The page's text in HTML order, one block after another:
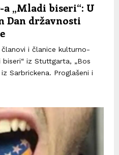
„Mladi biseri“: U
Dan državnosti
i članice kulturno-
iz Stuttgarta, „Bos
Sarbrickena. Proglašeni i